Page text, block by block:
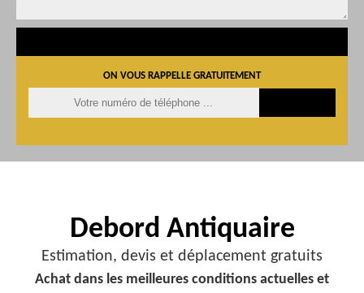
ON VOUS RAPPELLE GRATUITEMENT
Debord Antiquaire
Estimation, devis et déplacement gratuits
Achat dans les meilleures conditions actuelles et